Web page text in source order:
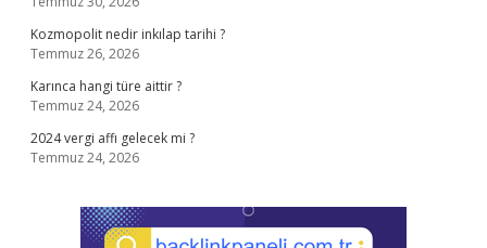
Kozmopolit nedir inkılap tarihi ?
Temmuz 26, 2026
Karınca hangi türe aittir ?
Temmuz 24, 2026
2024 vergi affı gelecek mi ?
Temmuz 24, 2026